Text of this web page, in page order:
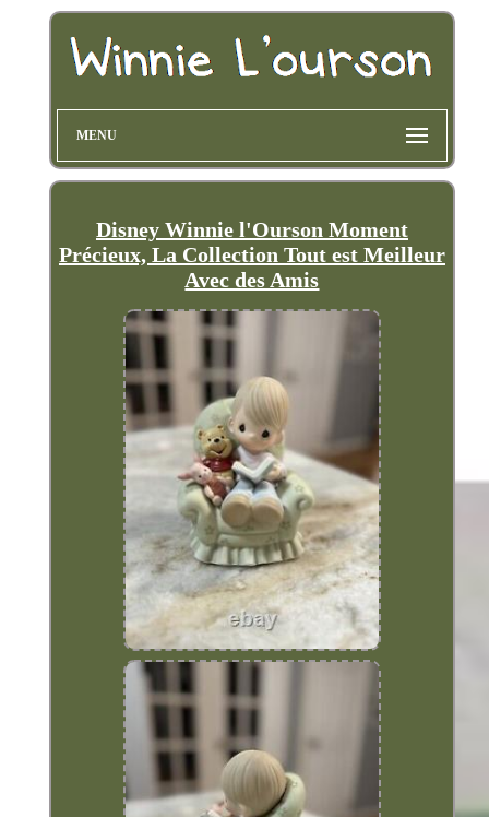
MENU
Disney Winnie l'Ourson Moment
Précieux, La Collection Tout est Meilleur
Avec des Amis